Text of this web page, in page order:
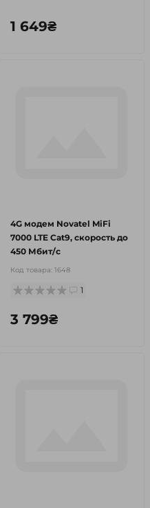
1 649₴
4G модем Novatel MiFi
7000 LTE Cat9, скорость до
450 Мбит/с
Код товара: 1648
1
3 799₴